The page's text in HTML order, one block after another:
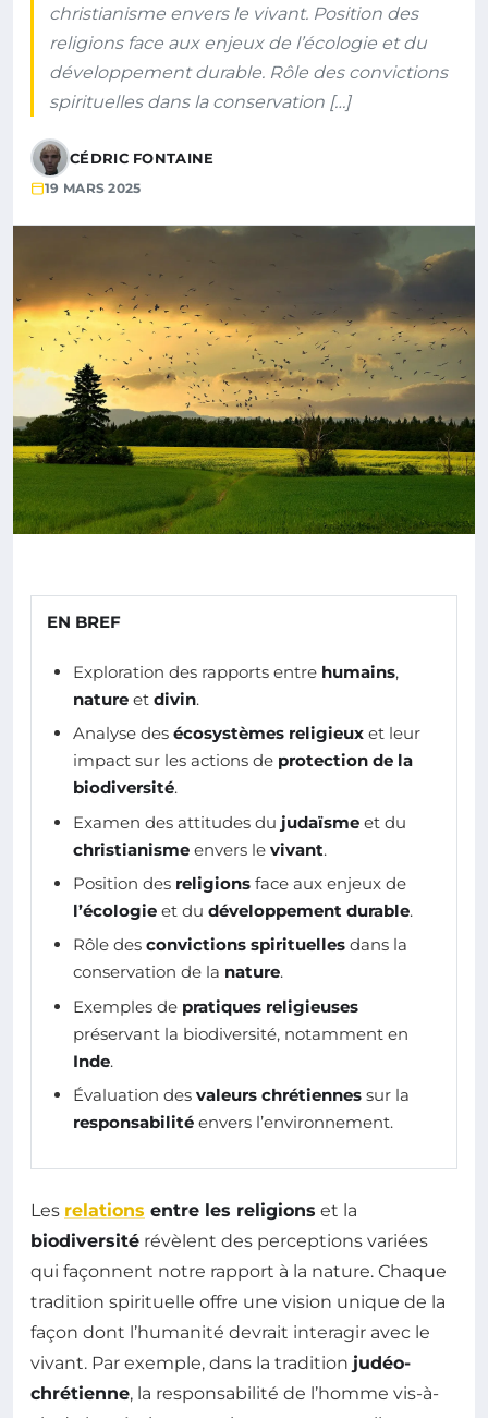
christianisme envers le vivant. Position des
religions face aux enjeux de l’écologie et du
développement durable. Rôle des convictions
spirituelles dans la conservation […]
CÉDRIC FONTAINE
19 MARS 2025
EN BREF
Exploration des rapports entre humains,
nature et divin.
Analyse des écosystèmes religieux et leur
impact sur les actions de protection de la
biodiversité.
Examen des attitudes du judaïsme et du
christianisme envers le vivant.
Position des religions face aux enjeux de
l’écologie et du développement durable.
Rôle des convictions spirituelles dans la
conservation de la nature.
Exemples de pratiques religieuses
préservant la biodiversité, notamment en
Inde.
Évaluation des valeurs chrétiennes sur la
responsabilité envers l’environnement.
Les relations entre les religions et la
biodiversité révèlent des perceptions variées
qui façonnent notre rapport à la nature. Chaque
tradition spirituelle offre une vision unique de la
façon dont l’humanité devrait interagir avec le
vivant. Par exemple, dans la tradition judéo-
chrétienne, la responsabilité de l’homme vis-à-